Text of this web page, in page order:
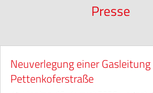
Presse
Neuverlegung einer
Pettenkoferstraße